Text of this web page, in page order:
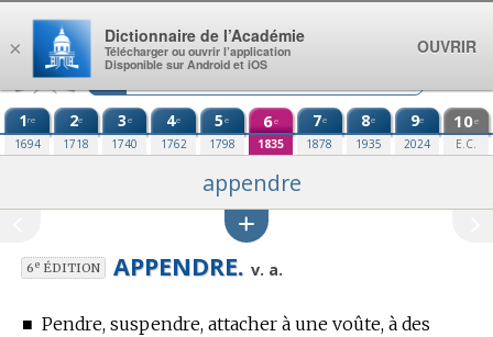
Aller au contenu
1re
1694
2e
1718
3e
1740
4e
1762
5e
1798
6e
1835
7e
1878
8e
1935
9e
2024
10e
E.C.
appendre
6eÉDITION APPENDRE. v. a.
■ Pendre, suspendre, attacher à une voûte, à des
×
Dictionnaire de l’Académie
Télécharger ou ouvrir l’application
Disponible sur Android et iOS
OUVRIR